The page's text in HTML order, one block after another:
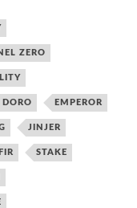
ZERO
DORO EMPEROR
JINJER
STAKE